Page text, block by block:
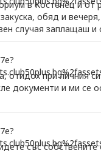
в Костенец и
обяд и
случая заплащаш
отидох при личния
документи и ми се
със